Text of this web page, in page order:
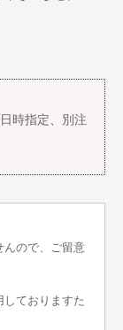
時指定、別注
んので、ご留意
しておりますた